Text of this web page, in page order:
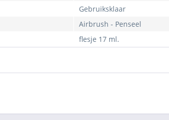
Gebruiksklaar
Airbrush - Penseel
flesje 17 ml.